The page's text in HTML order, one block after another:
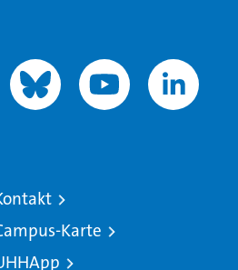
Karte